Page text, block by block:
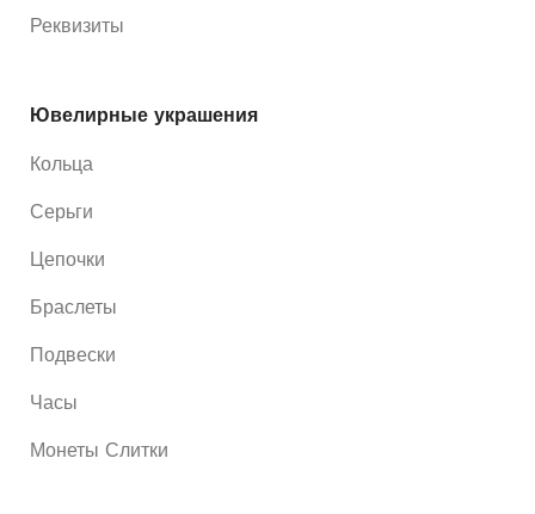
Реквизиты
Ювелирные украшения
Кольца
Серьги
Цепочки
Браслеты
Подвески
Часы
Монеты Слитки